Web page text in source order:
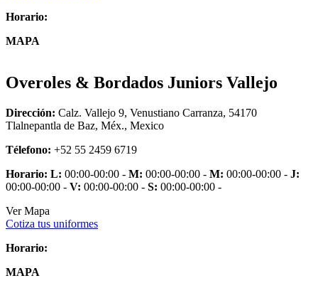
Horario:
MAPA
Overoles & Bordados Juniors Vallejo
Dirección: Calz. Vallejo 9, Venustiano Carranza, 54170
Tlalnepantla de Baz, Méx., Mexico
Télefono: +52 55 2459 6719
Horario: L: 00:00-00:00 - M: 00:00-00:00 - M: 00:00-00:00 - J:
00:00-00:00 - V: 00:00-00:00 - S: 00:00-00:00 -
Ver Mapa
Cotiza tus uniformes
Horario:
MAPA